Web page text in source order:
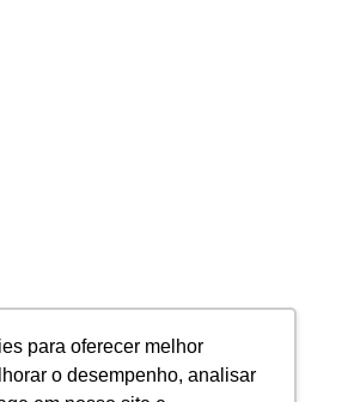
para oferecer melhor
o desempenho, analisar